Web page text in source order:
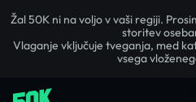
Žal 50K ni na voljo v vaši regiji.
storitev
Vlaganje vključuje tveganja, med
vsega